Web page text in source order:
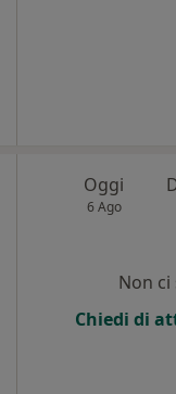
Oggi
6 Ago
Non
Chiedi di